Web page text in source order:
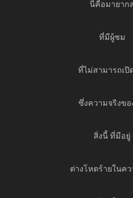
นี่คือมายาก
ที่มีผู้ชม
ที่ไม่สามารถเปิ
ซึ่งความจริงขอ
สิ่งนี้ ที่มีอยู่
ต่างโหดร้ายในคว